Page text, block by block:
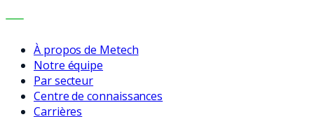
ENTREPRISE
À propos de Metech
Notre équipe
Par secteur
Centre de connaissances
Carrières